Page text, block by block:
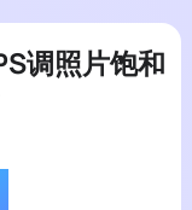
调照片饱和